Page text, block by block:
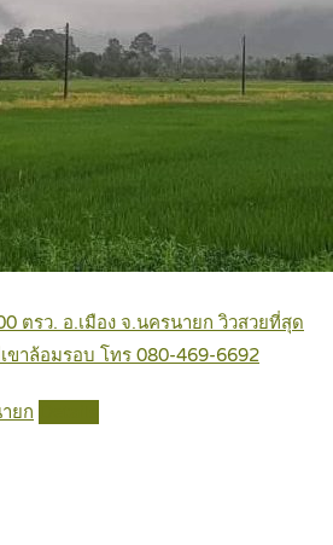
ตรว. อ.เมือง จ.นครนายก วิวสวยที่สุด
ขาล้อมรอบ โทร 080-469-6692
ยก